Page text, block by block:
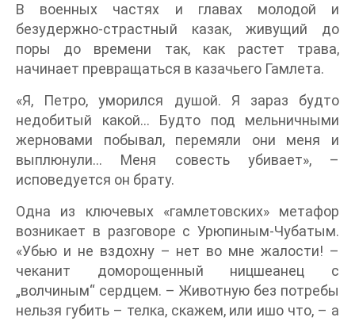
В военных частях и главах молодой и
безудержно-страстный казак, живущий до
поры до времени так, как растет трава,
начинает превращаться в казачьего Гамлета.
«Я, Петро, уморился душой. Я зараз будто
недобитый какой… Будто под мельничными
жерновами побывал, перемяли они меня и
выплюнули… Меня совесть убивает», –
исповедуется он брату.
Одна из ключевых «гамлетовских» метафор
возникает в разговоре с Урюпиным-Чубатым.
«Убью и не вздохну – нет во мне жалости! –
чеканит доморощенный ницшеанец с
„волчиным“ сердцем. – Животную без потребы
нельзя губить – телка, скажем, или ишо что, – а